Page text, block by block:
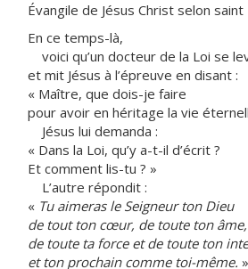
Évangile de Jésus Christ selon saint
En ce temps-là,
voici qu’un docteur de la Loi se
et mit Jésus à l’épreuve en disant :
« Maître, que dois-je faire
pour avoir en héritage la vie
Jésus lui demanda :
« Dans la Loi, qu’y a-t-il d’écrit ?
Et comment lis-tu ? »
L’autre répondit :
« Tu aimeras le Seigneur ton Dieu
de tout ton cœur, de toute ton âme,
de toute ta force et de toute ton
et ton prochain comme toi-même. »